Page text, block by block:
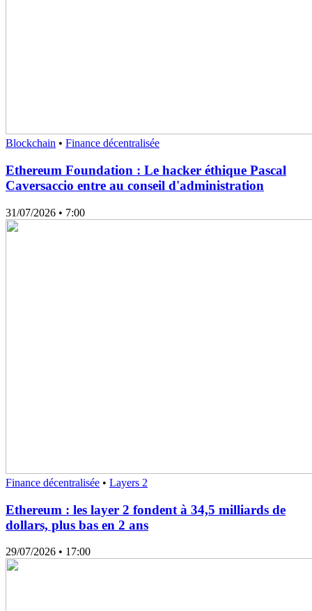
Blockchain • Finance décentralisée
Ethereum Foundation : Le hacker éthique Pascal
Caversaccio entre au conseil d'administration
31/07/2026 • 7:00
Finance décentralisée • Layers 2
Ethereum : les layer 2 fondent à 34,5 milliards de
dollars, plus bas en 2 ans
29/07/2026 • 17:00